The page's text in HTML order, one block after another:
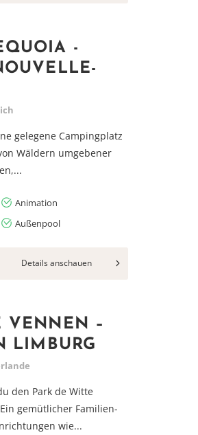
-
gelegene Campingplatz
Wäldern umgebener
Animation
Außenpool
Details anschauen
VENNEN –
LIMBURG
den Park de Witte
gemütlicher Familien-
wie...